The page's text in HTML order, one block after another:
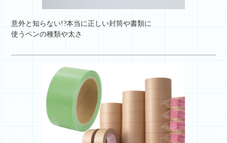
意外と知らない!?本当に正しい封筒や書類に
使うペンの種類や太さ